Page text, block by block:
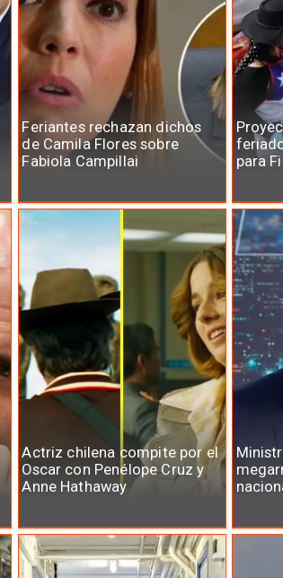
Feriantes rechazan dichos
de Camila Flores sobre
Fabiola Campillai
para
Actriz chilena compite por el
Oscar con Penélope Cruz y
Anne Hathaway